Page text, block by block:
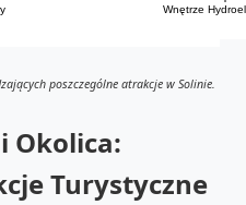
Wnętrze
poszczególne atrakcje w Solinie.
Okolica:
Turystyczne